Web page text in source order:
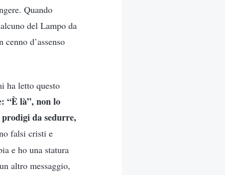
Quando
del Lampo da
d’assenso
ha letto questo
“È là”, non lo
da sedurre,
falsi cristi e
e ho una statura
altro messaggio,